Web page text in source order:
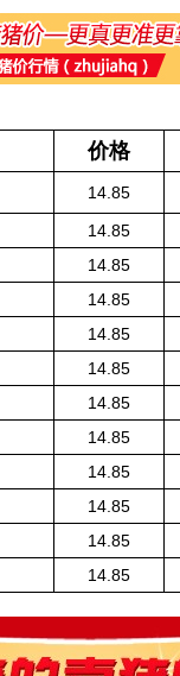
价格
14.85
14.85
14.85
14.85
14.85
14.85
14.85
14.85
14.85
14.85
14.85
14.85